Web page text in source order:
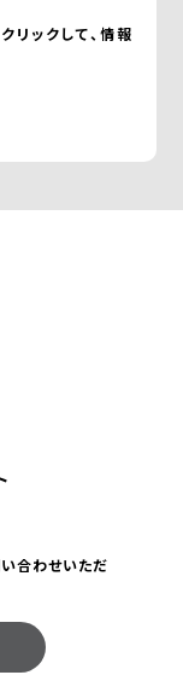
リックして、情報
合わせいただ